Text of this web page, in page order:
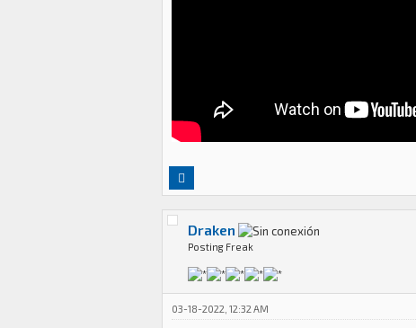
Draken
Posting Freak
03-18-2022, 12:32 AM